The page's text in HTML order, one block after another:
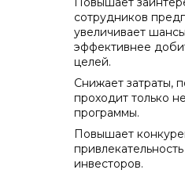
сотрудников
увеличивает
эффективнее
целей.
Снижает затраты,
проходит только
программы.
Повышает
инвесторов.